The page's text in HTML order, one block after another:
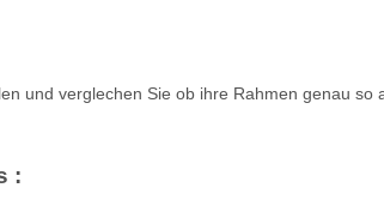
und verglechen Sie ob ihre Rahmen genau so
: